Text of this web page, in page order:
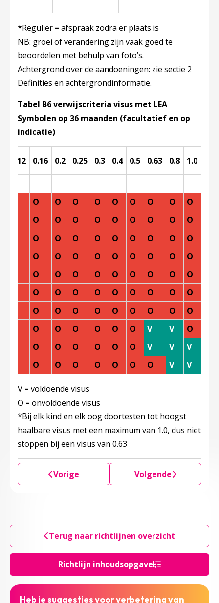
Richtlijn inhoudsopgave
*Regulier = afspraak zodra er plaats is
NB: groei of verandering zijn vaak goed te
beoordelen met behulp van foto’s.
Achtergrond over de aandoeningen: zie sectie 2
Definities en achtergrondinformatie.
Tabel B6 verwijscriteria visus met LEA
Symbolen op 36 maanden (facultatief en op
indicatie)
≤0.12 0.16 0.2 0.25 0.3 0.4 0.5 0.63 0.8 1.0
O O O O O O O O
O
O O O O O O O O
O
O O O O O O O O
O
O O O O O O O O
O
O O O O O O O O
O
O O O O O O O O
O
O O O O O O O O
O
O O O O O O V V
O
O O O O O O V V
V
O O O O O O O V V
V = voldoende visus
O = onvoldoende visus
*Bij elk kind en elk oog doortesten tot hoogst
haalbare visus met een maximum van 1.0, dus niet
stoppen bij een visus van 0.63
Vorige Volgende
Terug naar richtlijnen overzicht
Heb je suggesties voor verbetering van